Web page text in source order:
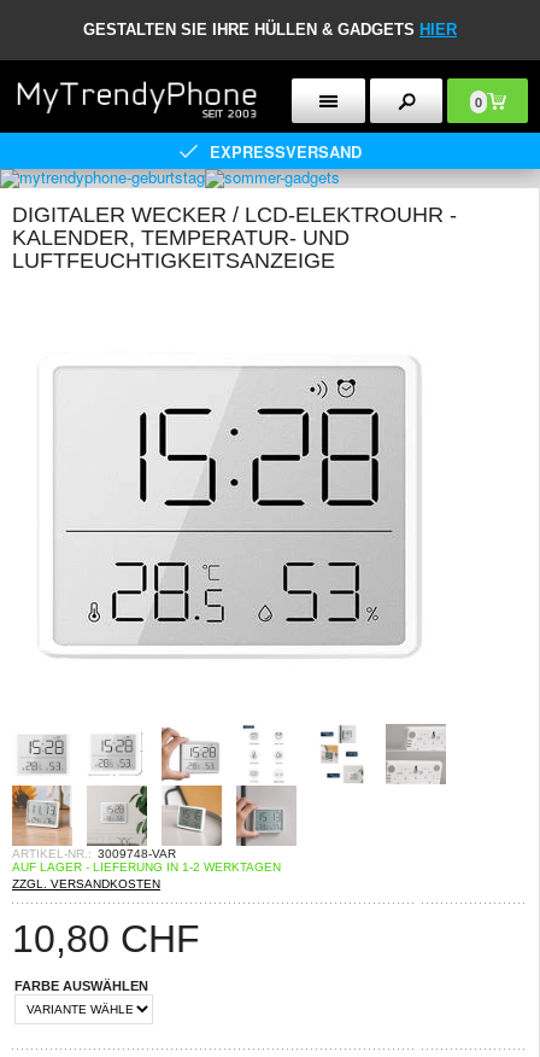
GESTALTEN SIE IHRE HÜLLEN & GADGETS HIER
0
EXPRESSVERSAND
DIGITALER WECKER / LCD-ELEKTROUHR -
KALENDER, TEMPERATUR- UND
LUFTFEUCHTIGKEITSANZEIGE
ARTIKEL-NR.: 3009748-VAR
AUF LAGER - LIEFERUNG IN 1-2 WERKTAGEN
ZZGL. VERSANDKOSTEN
10,80 CHF
FARBE AUSWÄHLEN